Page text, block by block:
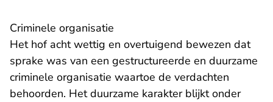
Criminele organisatie
Het hof acht wettig en overtuigend bewezen dat
sprake was van een gestructureerde en duurzame
criminele organisatie waartoe de verdachten
behoorden. Het duurzame karakter blijkt onder